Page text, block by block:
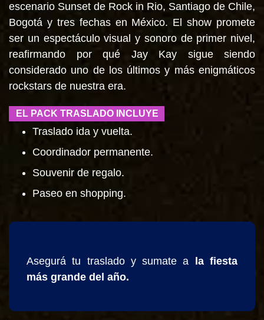
escenario Sunset de Rock in Rio, Santiago de Chile,
Bogotá y tres fechas en México. El show promete
ser un espectáculo visual y sonoro de primer nivel,
reafirmando por qué Jay Kay sigue siendo
considerado uno de los últimos y más enigmáticos
rockstars de nuestra era.
EL PACK TRASLADO INCLUYE
Traslado ida y vuelta.
Coordinador permanente.
Souvenir de regalo.
Paseo en shopping.
Asegurá tu traslado y sumate a
la fiesta
más grande del año.